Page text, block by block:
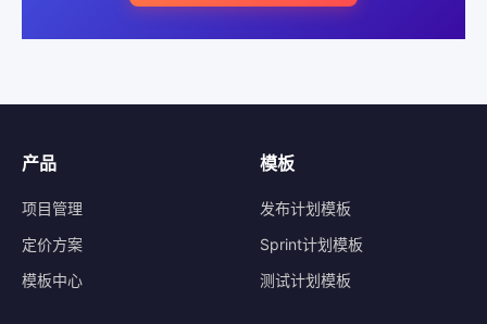
产品
项目管理
定价方案
模板中心
模板
发布计划模板
Sprint计划模板
测试计划模板